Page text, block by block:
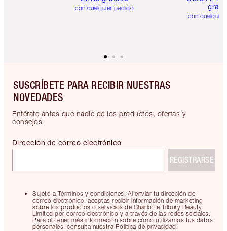
con cualquier pedido
gratis
con
SUSCRÍBETE PARA RECIBIR NUESTRAS
NOVEDADES
Entérate antes que nadie de los productos, ofertas y
consejos
Sujeto a Términos y condiciones. Al enviar tu dirección de
correo electrónico, aceptas recibir información de marketing
sobre los productos o servicios de Charlotte Tilbury Beauty
Limited por correo electrónico y a través de las redes sociales.
Para obtener más información sobre cómo utilizamos tus datos
personales, consulta nuestra Política de privacidad.
Dirección de correo electrónico
REGISTRARSE